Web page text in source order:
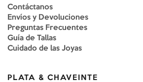
Contáctanos
Envíos y Devoluciones
Preguntas Frecuentes
Guía de Tallas
Cuidado de las Joyas
PLATA & CHAVEINTE